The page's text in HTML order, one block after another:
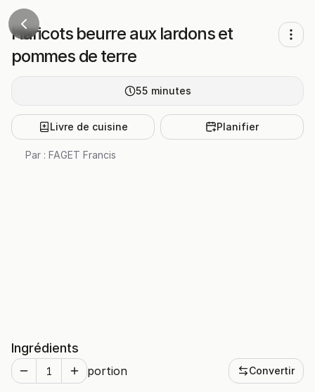
Haricots beurre aux lardons et
pommes de terre
55 minutes
Livre de cuisine Planifier
Par : FAGET Francis
Ingrédients
portion Convertir